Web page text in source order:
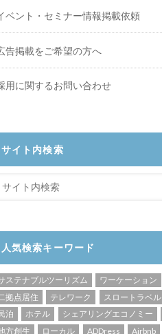
ベント・セミナー情報掲載依頼
告掲載をご希望の方へ
用に関するお問い合わせ
サイト内検索
人気検索キーワード
ステナブルツーリズム ワーケーション
拠点居住
テレワーク スロートラベル
泊
ホテル シェアリングエコノミー
方創生
ローカル ADDress Airbnb